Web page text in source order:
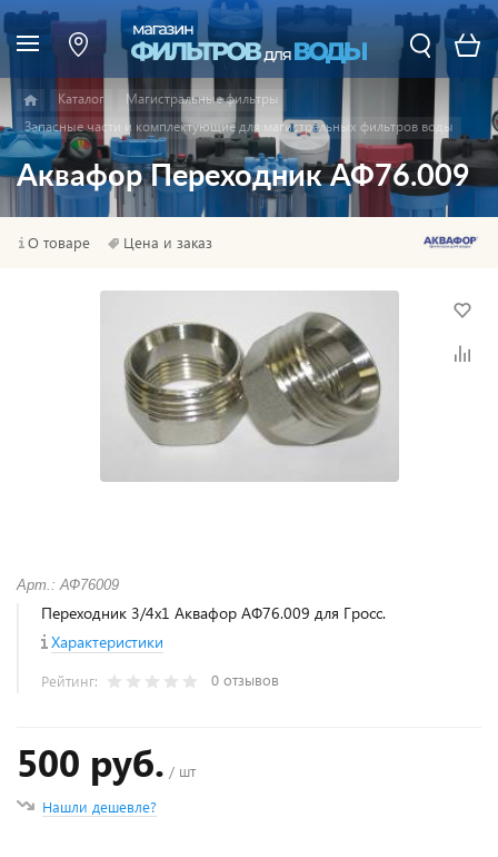
Каталог
Магистральные фильтры
Запасные части и комплектующие для магистральных фильтров воды
Аквафор Переходник АФ76.009
О товаре Цена и заказ
Арт.: АФ76009
Переходник 3/4х1 Аквафор АФ76.009 для Гросс.
Характеристики
Рейтинг: 0 отзывов
500 руб. / шт
Нашли дешевле?